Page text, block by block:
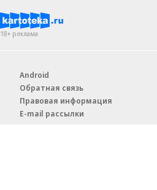
18+ реклама
Android
Обратная связь
Правовая информация
E-mail рассылки